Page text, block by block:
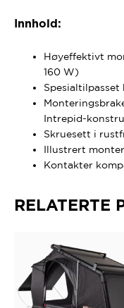
Innhold:
Høyeffektivt
160 W)
Intrepid-
Skruesett i
Illustrert
Kontakter
RELATERTE